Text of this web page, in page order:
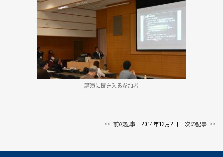
講演に聞き入る参加者
<< 前の記事 │ 2014年12月2日 │次の記事 >>